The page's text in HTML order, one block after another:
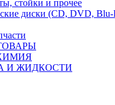
стойки и прочее
диски (CD, DVD, Blu-
И ЖИДКОСТИ